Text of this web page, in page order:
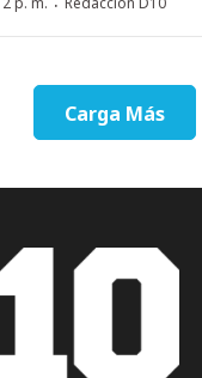
Carga Más